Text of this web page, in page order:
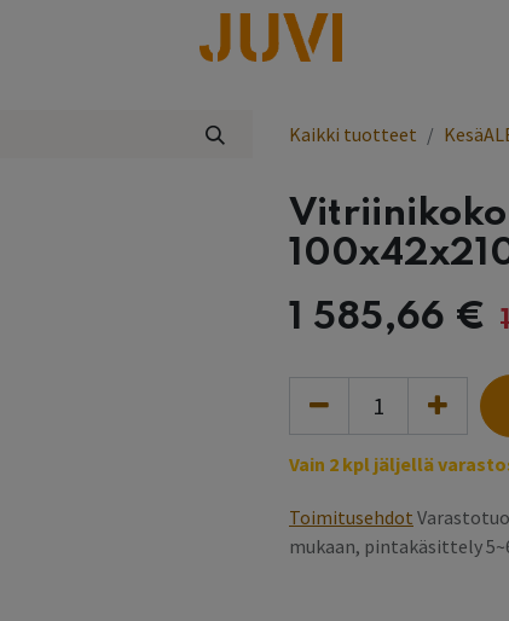
Kaikki tuotteet
1 585,66 €
Vain 2 kpl jäljellä
Toimitusehdot
mukaan, pintakäsittely